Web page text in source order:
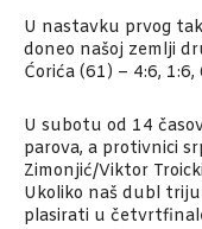
U nastavku prvog
doneo našoj zemlji
Ćorića (61) – 4:6, 1:6,
U subotu od 14
parova, a protivnici
Zimonjić/Viktor
Ukoliko naš dubl
plasirati u